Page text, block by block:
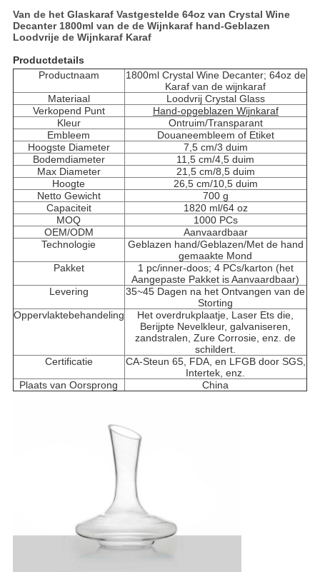
Van de het Glaskaraf Vastgestelde 64oz van Crystal Wine
Decanter 1800ml van de de Wijnkaraf hand-Geblazen
Loodvrije de Wijnkaraf Karaf
Productdetails
Productnaam
1800ml Crystal Wine Decanter; 64oz de
Karaf van de wijnkaraf
Materiaal
Loodvrij Crystal Glass
Verkopend Punt
Hand-opgeblazen Wijnkaraf
Kleur
Ontruim/Transparant
Embleem
Douaneembleem of Etiket
Hoogste Diameter
7,5 cm/3 duim
Bodemdiameter
11,5 cm/4,5 duim
Max Diameter
21,5 cm/8,5 duim
Hoogte
26,5 cm/10,5 duim
Netto Gewicht
700 g
Capaciteit
1820 ml/64 oz
MOQ
1000 PCs
OEM/ODM
Aanvaardbaar
Technologie
Geblazen hand/Geblazen/Met de hand
gemaakte Mond
Pakket
1 pc/inner-doos; 4 PCs/karton (het
Aangepaste Pakket is Aanvaardbaar)
Levering
35~45 Dagen na het Ontvangen van de
Storting
Oppervlaktebehandeling
Het overdrukplaatje, Laser Ets die,
Berijpte Nevelkleur, galvaniseren,
zandstralen, Zure Corrosie, enz. de
schildert.
Certificatie
CA-Steun 65, FDA, en LFGB door SGS,
Intertek, enz.
Plaats van Oorsprong
China